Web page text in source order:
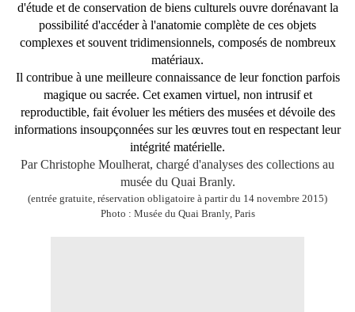
d'étude et de conservation de biens culturels ouvre dorénavant la
possibilité d'accéder à l'anatomie complète de ces objets
complexes et souvent tridimensionnels, composés de nombreux
matériaux.
Il contribue à une meilleure connaissance de leur fonction parfois
magique ou sacrée. Cet examen virtuel, non intrusif et
reproductible, fait évoluer les métiers des musées et dévoile des
informations insoupçonnées sur les œuvres tout en respectant leur
intégrité matérielle.
Par Christophe Moulherat, chargé d'analyses des collections au
musée du Quai Branly.
(entrée gratuite, réservation obligatoire à partir du 14 novembre 2015)
Photo : Musée du Quai Branly, Paris